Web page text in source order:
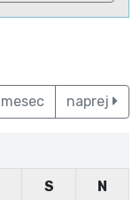
naprej
S N